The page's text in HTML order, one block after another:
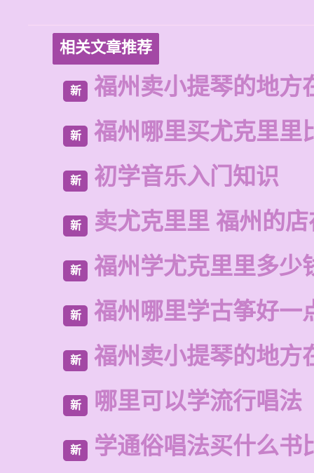
相关文章推荐
新 福州卖小提琴的地方
新 福州哪里买尤克里里
新 初学音乐入门知识
新 卖尤克里里 福州的
新 福州学尤克里里多少
新 福州哪里学古筝好一
新 福州卖小提琴的地方
新 哪里可以学流行唱法
新 学通俗唱法买什么书